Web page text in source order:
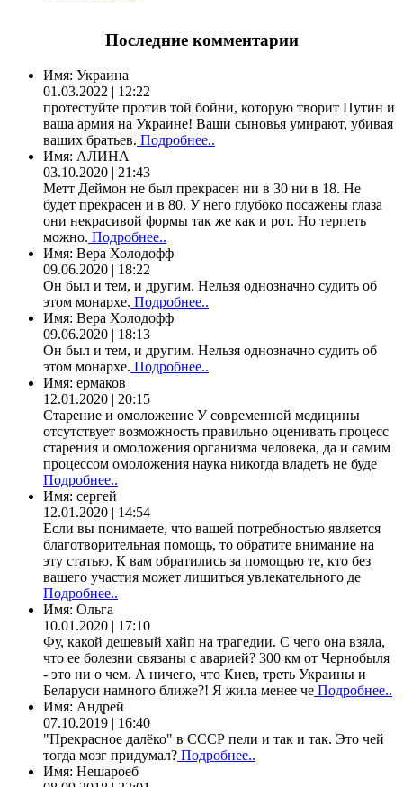
Последние комментарии
Имя: Украина
01.03.2022 | 12:22
протестуйте против той бойни, которую творит Путин и
ваша армия на Украине! Ваши сыновья умирают, убивая
ваших братьев. Подробнее..
Имя: АЛИНА
03.10.2020 | 21:43
Метт Деймон не был прекрасен ни в 30 ни в 18. Не
будет прекрасен и в 80. У него глубоко посажены глаза
они некрасивой формы так же как и рот. Но терпеть
можно. Подробнее..
Имя: Вера Холодофф
09.06.2020 | 18:22
Он был и тем, и другим. Нельзя однозначно судить об
этом монархе. Подробнее..
Имя: Вера Холодофф
09.06.2020 | 18:13
Он был и тем, и другим. Нельзя однозначно судить об
этом монархе. Подробнее..
Имя: ермаков
12.01.2020 | 20:15
Старение и омоложение У современной медицины
отсутствует возможность правильно оценивать процесс
старения и омоложения организма человека, да и самим
процессом омоложения наука никогда владеть не буде
Подробнее..
Имя: сергей
12.01.2020 | 14:54
Если вы понимаете, что вашей потребностью является
благотворительная помощь, то обратите внимание на
эту статью. К вам обратились за помощью те, кто без
вашего участия может лишиться увлекательного де
Подробнее..
Имя: Ольга
10.01.2020 | 17:10
Фу, какой дешевый хайп на трагедии. С чего она взяла,
что ее болезни связаны с аварией? 300 км от Чернобыля
- это ни о чем. А ничего, что Киев, треть Украины и
Беларуси намного ближе?! Я жила менее че Подробнее..
Имя: Андрей
07.10.2019 | 16:40
"Прекрасное далёко" в СССР пели и так и так. Это чей
тогда мозг придумал? Подробнее..
Имя: Нешароеб